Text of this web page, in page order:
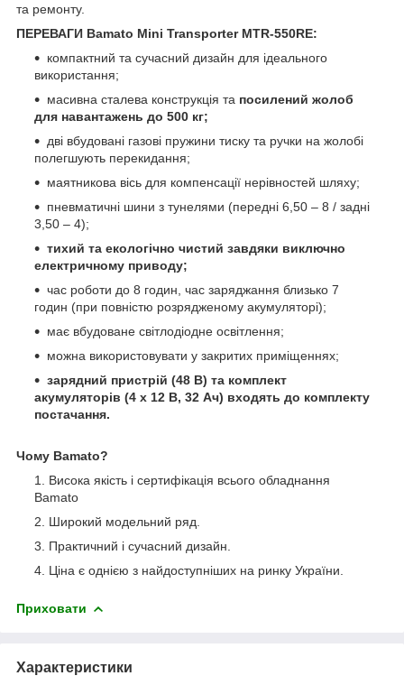
та ремонту.
ПЕРЕВАГИ Bamato Mini Transporter MTR-550RE:
компактний та сучасний дизайн для ідеального
використання;
масивна сталева конструкція та посилений жолоб
для навантажень до 500 кг;
дві вбудовані газові пружини тиску та ручки на жолобі
полегшують перекидання;
маятникова вісь для компенсації нерівностей шляху;
пневматичні шини з тунелями (передні 6,50 – 8 / задні
3,50 – 4);
тихий та екологічно чистий завдяки виключно
електричному приводу;
час роботи до 8 годин, час заряджання близько 7
годин (при повністю розрядженому акумуляторі);
має вбудоване світлодіодне освітлення;
можна використовувати у закритих приміщеннях;
зарядний пристрій (48 В) та комплект
акумуляторів (4 x 12 В, 32 Ач) входять до комплекту
постачання.
Чому Bamato?
Висока якість і сертифікація всього обладнання
Bamato
Широкий модельний ряд.
Практичний і сучасний дизайн.
Ціна є однією з найдоступніших на ринку України.
Приховати
Характеристики